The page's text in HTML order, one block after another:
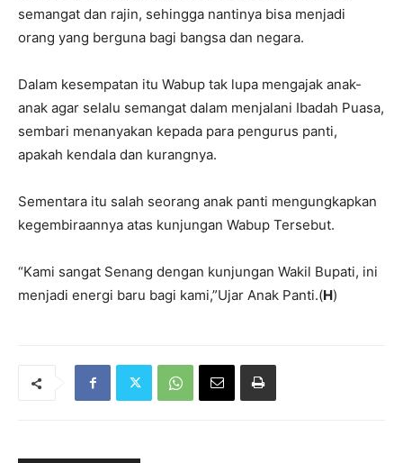
semangat dan rajin, sehingga nantinya bisa menjadi
orang yang berguna bagi bangsa dan negara.
Dalam kesempatan itu Wabup tak lupa mengajak anak-
anak agar selalu semangat dalam menjalani Ibadah Puasa,
sembari menanyakan kepada para pengurus panti,
apakah kendala dan kurangnya.
Sementara itu salah seorang anak panti mengungkapkan
kegembiraannya atas kunjungan Wabup Tersebut.
“Kami sangat Senang dengan kunjungan Wakil Bupati, ini
menjadi energi baru bagi kami,”Ujar Anak Panti.(H)